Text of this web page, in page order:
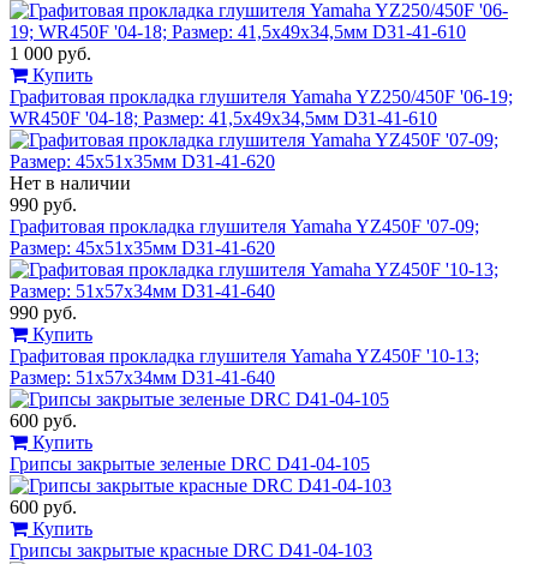
1 000 руб.
Купить
Графитовая прокладка глушителя Yamaha YZ250/450F '06-19;
WR450F '04-18; Размер: 41,5x49x34,5мм D31-41-610
Нет в наличии
990 руб.
Графитовая прокладка глушителя Yamaha YZ450F '07-09;
Размер: 45x51x35мм D31-41-620
990 руб.
Купить
Графитовая прокладка глушителя Yamaha YZ450F '10-13;
Размер: 51x57x34мм D31-41-640
600 руб.
Купить
Грипсы закрытые зеленые DRC D41-04-105
600 руб.
Купить
Грипсы закрытые красные DRC D41-04-103